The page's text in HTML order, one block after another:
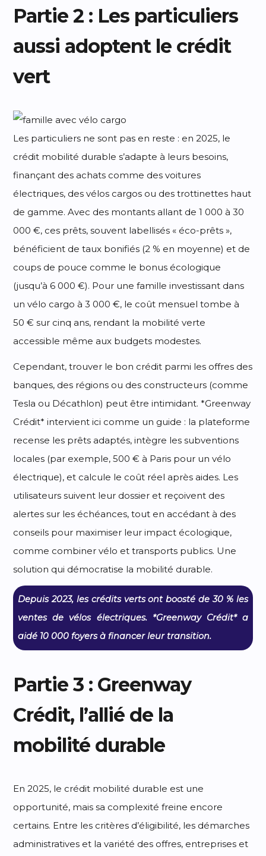
Partie 2 : Les particuliers
aussi adoptent le crédit
vert
Les particuliers ne sont pas en reste : en 2025, le
crédit mobilité durable s’adapte à leurs besoins,
finançant des achats comme des voitures
électriques, des vélos cargos ou des trottinettes haut
de gamme. Avec des montants allant de 1 000 à 30
000 €, ces prêts, souvent labellisés « éco-prêts »,
bénéficient de taux bonifiés (2 % en moyenne) et de
coups de pouce comme le bonus écologique
(jusqu’à 6 000 €). Pour une famille investissant dans
un vélo cargo à 3 000 €, le coût mensuel tombe à
50 € sur cinq ans, rendant la mobilité verte
accessible même aux budgets modestes.
Cependant, trouver le bon crédit parmi les offres des
banques, des régions ou des constructeurs (comme
Tesla ou Décathlon) peut être intimidant. *Greenway
Crédit* intervient ici comme un guide : la plateforme
recense les prêts adaptés, intègre les subventions
locales (par exemple, 500 € à Paris pour un vélo
électrique), et calcule le coût réel après aides. Les
utilisateurs suivent leur dossier et reçoivent des
alertes sur les échéances, tout en accédant à des
conseils pour maximiser leur impact écologique,
comme combiner vélo et transports publics. Une
solution qui démocratise la mobilité durable.
Depuis 2023, les crédits verts ont boosté de 30 % les
ventes de vélos électriques. *Greenway Crédit* a
aidé 10 000 foyers à financer leur transition.
Partie 3 : Greenway
Crédit, l’allié de la
mobilité durable
En 2025, le crédit mobilité durable est une
opportunité, mais sa complexité freine encore
certains. Entre les critères d’éligibilité, les démarches
administratives et la variété des offres, entreprises et